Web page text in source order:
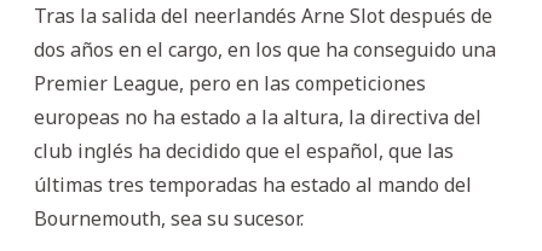
Tras la salida del neerlandés Arne Slot después de
dos años en el cargo, en los que ha conseguido una
Premier League, pero en las competiciones
europeas no ha estado a la altura, la directiva del
club inglés ha decidido que el español, que las
últimas tres temporadas ha estado al mando del
Bournemouth, sea su sucesor.